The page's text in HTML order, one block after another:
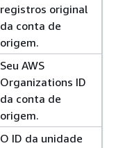
registros original
da conta de
origem.
Seu AWS
Organizations ID
da conta de
origem.
O ID da unidade